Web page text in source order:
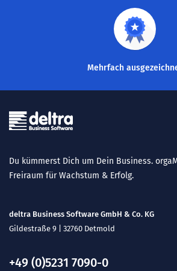
Mehrfach
Du kümmerst Dich um Dein Business.
Freiraum für Wachstum & Erfolg.
deltra Business Software GmbH & Co. KG
Gildestraße 9 | 32760 Detmold
+49 (0)5231 7090-0